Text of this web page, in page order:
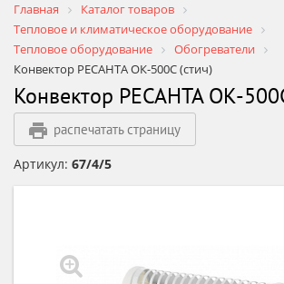
Главная
Каталог товаров
Тепловое и климатическое оборудование
Тепловое оборудование
Обогреватели
Конвектор РЕСАНТА ОК-500С (стич)
Конвектор РЕСАНТА ОК-
распечатать страницу
Артикул: 67/4/5